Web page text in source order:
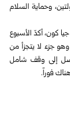
وحماية السلام
كون، أكدّ الأسبوع
جزء لا يتجزأ من
إلى وقف شامل
فوراً.